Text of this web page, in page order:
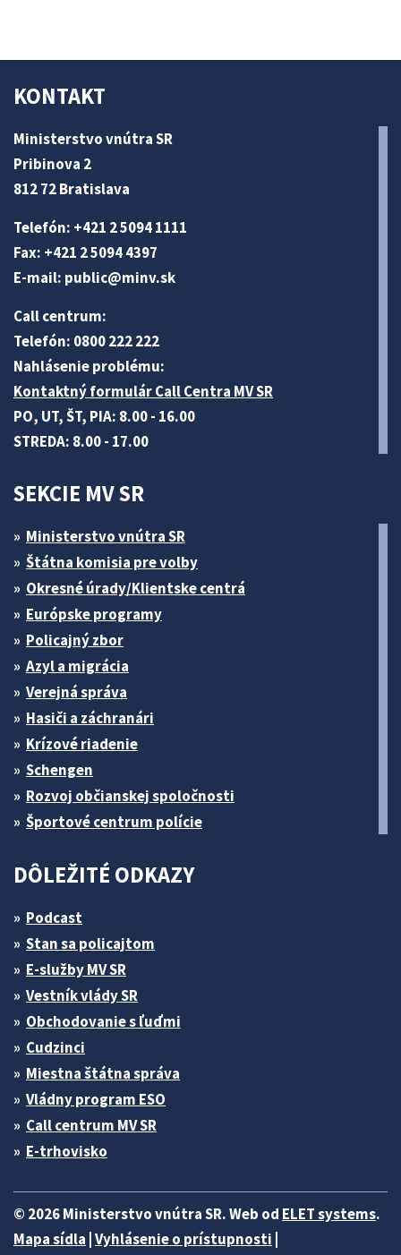
KONTAKT
Ministerstvo vnútra SR
Pribinova 2
812 72 Bratislava
Telefón: +421 2 5094 1111
Fax: +421 2 5094 4397
E-mail: public@minv.sk
Call centrum:
Telefón: 0800 222 222
Nahlásenie problému:
Kontaktný formulár Call Centra MV SR
PO, UT, ŠT, PIA: 8.00 - 16.00
STREDA: 8.00 - 17.00
SEKCIE MV SR
Ministerstvo vnútra SR
Štátna komisia pre volby
Okresné úrady/Klientske centrá
Európske programy
Policajný zbor
Azyl a migrácia
Verejná správa
Hasiči a záchranári
Krízové riadenie
Schengen
Rozvoj občianskej spoločnosti
Športové centrum polície
DÔLEŽITÉ ODKAZY
Podcast
Stan sa policajtom
E-služby MV SR
Vestník vlády SR
Obchodovanie s ľuďmi
Cudzinci
Miestna štátna správa
Vládny program ESO
Call centrum MV SR
E-trhovisko
© 2026 Ministerstvo vnútra SR. Web od ELET systems.
Mapa sídla Vyhlásenie o prístupnosti